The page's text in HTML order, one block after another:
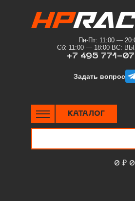
Пн-Пт: 11:00 —
Сб: 11:00 — 18:00 ВС:
+7 495 771-
Задать вопрос
КАТАЛОГ
0 ₽